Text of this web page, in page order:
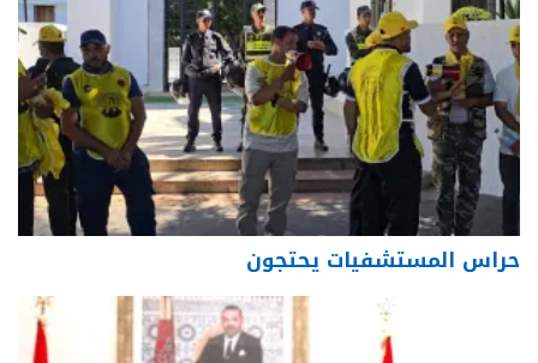
حراس المستشفيات يحتجون